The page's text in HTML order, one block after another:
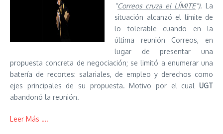
“Correos cruza el LÍMITE”). La
situación alcanzó el límite de
lo tolerable cuando en la
última reunión Correos, en
lugar de presentar una
propuesta concreta de negociación; se limitó a enumerar una
batería de recortes: salariales, de empleo y derechos como
ejes principales de su propuesta. Motivo por el cual UGT
abandonó la reunión.
Leer Más ….